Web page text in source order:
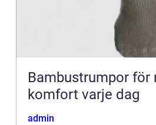
Bambustrumpor för
komfort varje dag
admin